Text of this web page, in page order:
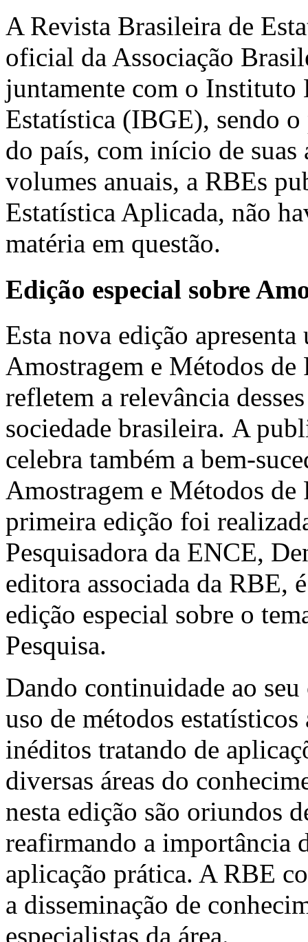
A Revista Brasileira de
oficial da Associação
juntamente com o Instituto
Estatística (IBGE), sendo
do país, com início de
volumes anuais, a RBEs
Estatística Aplicada, não
matéria em questão.
Edição especial sobre
Esta nova edição
Amostragem e Métodos de
refletem a relevância
sociedade brasileira. A
celebra também a bem-
Amostragem e Métodos
primeira edição foi
Pesquisadora da ENCE,
editora associada da RBE,
edição especial sobre o
Pesquisa.
Dando continuidade ao
uso de métodos
inéditos tratando de
diversas áreas do
nesta edição são oriundos
reafirmando a importância
aplicação prática. A RBE
a disseminação de
especialistas da área.